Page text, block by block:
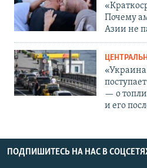
Почему
Азии не
— о
и его
ПОДПИШИТЕСЬ НА НАС В